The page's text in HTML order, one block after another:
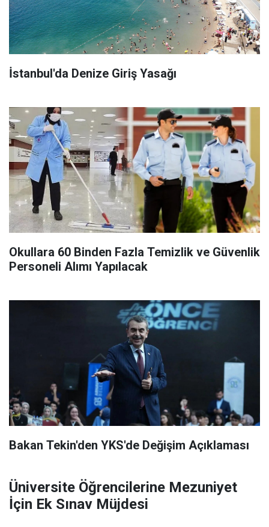
İstanbul'da Denize Giriş Yasağı
Okullara 60 Binden Fazla Temizlik ve Güvenlik
Personeli Alımı Yapılacak
Bakan Tekin'den YKS'de Değişim Açıklaması
Üniversite Öğrencilerine Mezuniyet
İçin Ek Sınav Müjdesi